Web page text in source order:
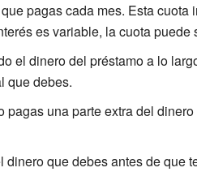
pagas cada mes. Esta
es variable, la cuota puede
el dinero del préstamo a lo
que debes.
pagas una parte extra del
dinero que debes antes de que